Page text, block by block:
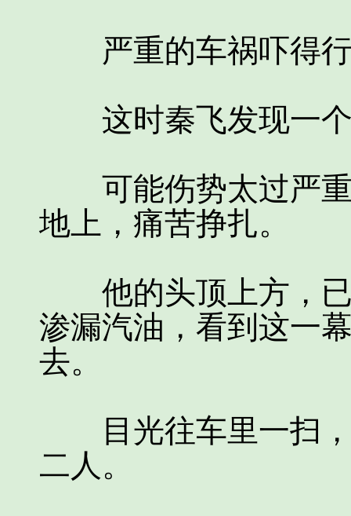
严重的车祸吓得行
这时秦飞发现一个
可能伤势太过严重
地上，痛苦挣扎。
他的头顶上方，已
渗漏汽油，看到这一
去。
目光往车里一扫，
二人。